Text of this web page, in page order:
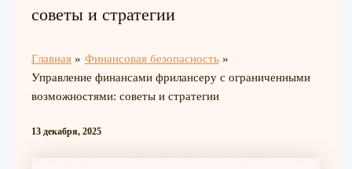
советы и стратегии
Главная
Финансовая безопасность
Управление финансами фрилансеру с ограниченными
возможностями: советы и стратегии
13 декабря, 2025